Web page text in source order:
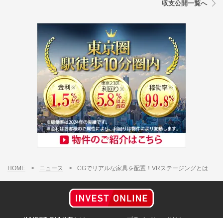
収支公開一覧へ
HOME > ニュース > CGでリアルな家具を配置！VRステージングとは